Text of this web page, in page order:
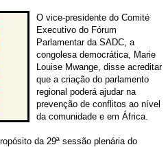
O vice-presidente do Comité
Executivo do Fórum
Parlamentar da SADC, a
congolesa democrática, Marie
Louise Mwange, disse acreditar
que a criação do parlamento
regional poderá ajudar na
prevenção de conflitos ao nível
da comunidade e em África.
da 29ª sessão plenária do